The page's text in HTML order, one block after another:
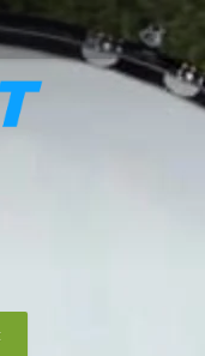
RECHERCHE